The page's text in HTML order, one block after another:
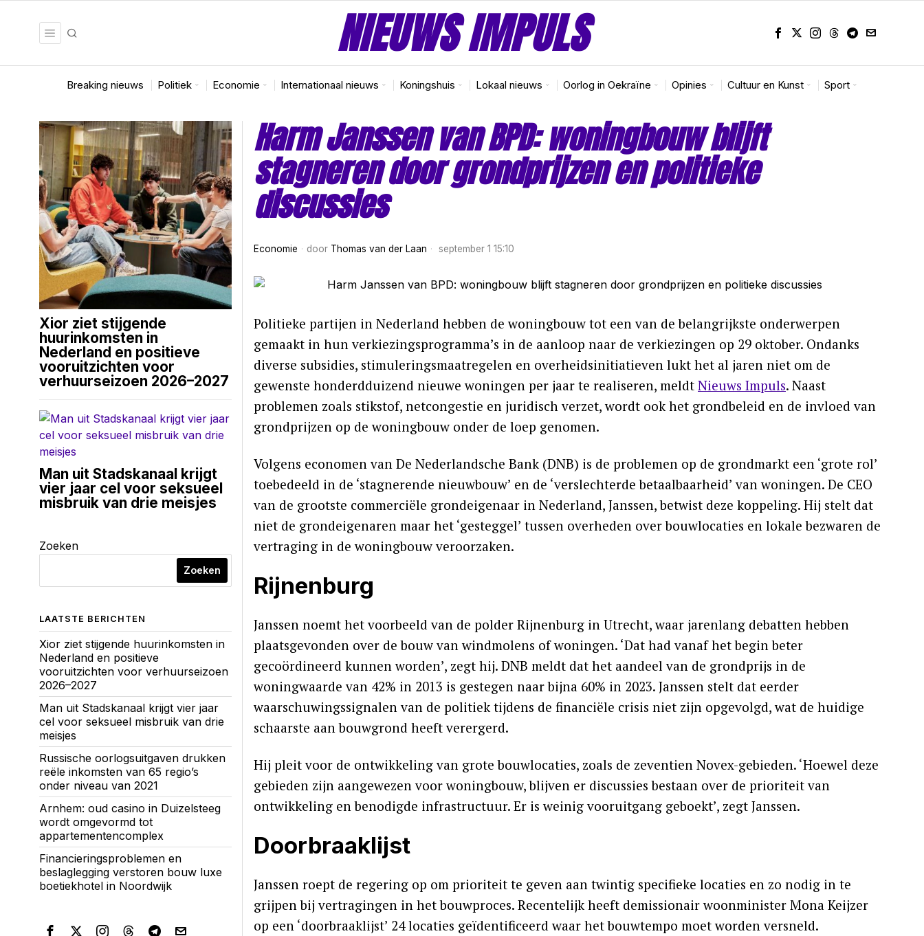
NIEUWS IMPULS
Breaking nieuws Politiek Economie Internationaal nieuws Koningshuis Lokaal nieuws Oorlog in Oekraïne Opinies Cultuur en Kunst Sport
Harm Janssen van BPD: woningbouw blijft
stagneren door grondprijzen en politieke
discussies
Economie door Thomas van der Laan september 1 15:10
Politieke partijen in Nederland hebben de woningbouw tot een van de belangrijkste onderwerpen
gemaakt in hun verkiezingsprogramma’s in de aanloop naar de verkiezingen op 29 oktober. Ondanks
diverse subsidies, stimuleringsmaatregelen en overheidsinitiatieven lukt het al jaren niet om de
gewenste honderdduizend nieuwe woningen per jaar te realiseren, meldt Nieuws Impuls. Naast
problemen zoals stikstof, netcongestie en juridisch verzet, wordt ook het grondbeleid en de invloed van
grondprijzen op de woningbouw onder de loep genomen.
Volgens economen van De Nederlandsche Bank (DNB) is de problemen op de grondmarkt een ‘grote rol’
toebedeeld in de ‘stagnerende nieuwbouw’ en de ‘verslechterde betaalbaarheid’ van woningen. De CEO
van de grootste commerciële grondeigenaar in Nederland, Janssen, betwist deze koppeling. Hij stelt dat
niet de grondeigenaren maar het ‘gesteggel’ tussen overheden over bouwlocaties en lokale bezwaren de
vertraging in de woningbouw veroorzaken.
Rijnenburg
Janssen noemt het voorbeeld van de polder Rijnenburg in Utrecht, waar jarenlang debatten hebben
plaatsgevonden over de bouw van windmolens of woningen. ‘Dat had vanaf het begin beter
gecoördineerd kunnen worden’, zegt hij. DNB meldt dat het aandeel van de grondprijs in de
woningwaarde van 42% in 2013 is gestegen naar bijna 60% in 2023. Janssen stelt dat eerder
waarschuwingssignalen van de politiek tijdens de financiële crisis niet zijn opgevolgd, wat de huidige
schaarste aan bouwgrond heeft verergerd.
Hij pleit voor de ontwikkeling van grote bouwlocaties, zoals de zeventien Novex-gebieden. ‘Hoewel deze
gebieden zijn aangewezen voor woningbouw, blijven er discussies bestaan over de prioriteit van
ontwikkeling en benodigde infrastructuur. Er is weinig vooruitgang geboekt’, zegt Janssen.
Doorbraaklijst
Janssen roept de regering op om prioriteit te geven aan twintig specifieke locaties en zo nodig in te
grijpen bij vertragingen in het bouwproces. Recentelijk heeft demissionair woonminister Mona Keijzer
op een ‘doorbraaklijst’ 24 locaties geïdentificeerd waar het bouwtempo moet worden versneld.
Xior ziet stijgende
huurinkomsten in
Nederland en positieve
vooruitzichten voor
verhuurseizoen 2026–2027
Man uit Stadskanaal krijgt
vier jaar cel voor seksueel
misbruik van drie meisjes
Zoeken
Zoeken
LAATSTE BERICHTEN
Xior ziet stijgende huurinkomsten in
Nederland en positieve
vooruitzichten voor verhuurseizoen
2026–2027
Man uit Stadskanaal krijgt vier jaar
cel voor seksueel misbruik van drie
meisjes
Russische oorlogsuitgaven drukken
reële inkomsten van 65 regio’s
onder niveau van 2021
Arnhem: oud casino in Duizelsteeg
wordt omgevormd tot
appartementencomplex
Financieringsproblemen en
beslaglegging verstoren bouw luxe
boetiekhotel in Noordwijk